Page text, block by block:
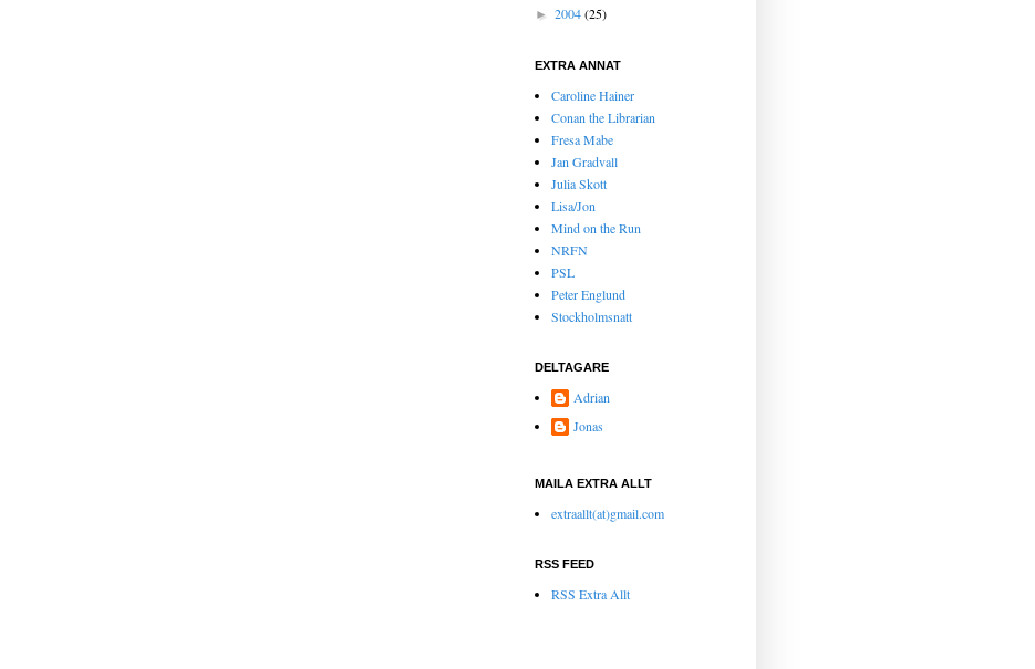
► 2004(25)
EXTRA ANNAT
Caroline Hainer
Conan the Librarian
Fresa Mabe
Jan Gradvall
Julia Skott
Lisa/Jon
Mind on the Run
NRFN
PSL
Peter Englund
Stockholmsnatt
DELTAGARE
Adrian
Jonas
MAILA EXTRA ALLT
extraallt(at)gmail.com
RSS FEED
RSS Extra Allt